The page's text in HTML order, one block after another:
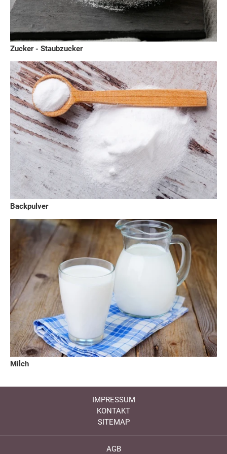
Zucker - Staubzucker
Backpulver
Milch
IMPRESSUM
KONTAKT
SITEMAP
AGB